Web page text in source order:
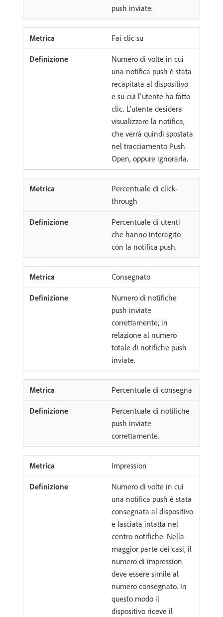
push inviate.
Fai clic su
Numero di volte in cui
una notifica push è stata
recapitata al dispositivo
e su cui l’utente ha fatto
clic. L'utente desidera
visualizzare la notifica,
che verrà quindi spostata
nel tracciamento Push
Open, oppure ignorarla.
Percentuale di click-
through
Percentuale di utenti
che hanno interagito
con la notifica push.
Consegnato
Numero di notifiche
push inviate
correttamente, in
relazione al numero
totale di notifiche push
inviate.
Percentuale di consegna
Percentuale di notifiche
push inviate
correttamente.
Impression
Numero di volte in cui
una notifica push è stata
consegnata al dispositivo
e lasciata intatta nel
centro notifiche. Nella
maggior parte dei casi, il
numero di impression
deve essere simile al
numero consegnato. In
questo modo il
dispositivo riceve il